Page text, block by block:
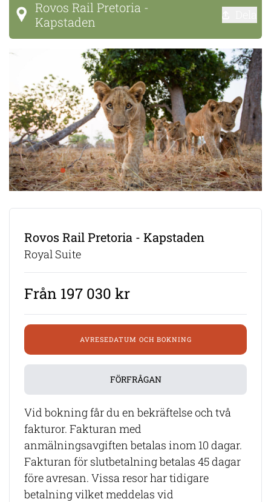
Rovos Rail Pretoria -
Kapstaden
Rovos Rail Pretoria - Kapstaden
Royal Suite
Från 197 030 kr
AVRESEDATUM OCH BOKNING
FÖRFRÅGAN
Vid bokning får du en bekräftelse och två
fakturor. Fakturan med
anmälningsavgiften betalas inom 10 dagar.
Fakturan för slutbetalning betalas 45 dagar
före avresan. Vissa resor har tidigare
betalning vilket meddelas vid